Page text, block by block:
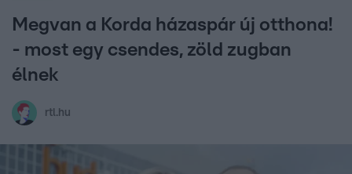
Megvan a Korda házaspár új otthona!
- most egy csendes, zöld zugban
élnek
rtl.hu